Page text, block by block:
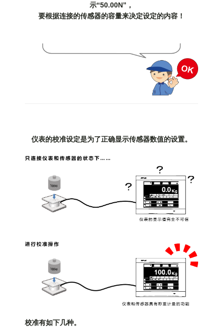
示“50.00N”，
要根据连接的传感器的容量来决定设定的内容！
仪表的校准设定是为了正确显示传感器数值的设置。
校准有如下几种。